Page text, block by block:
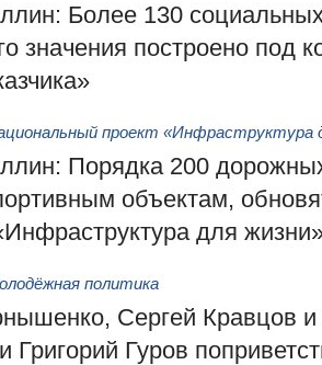
Более 130
значения построено под
проект «Инфраструктура
Порядка 200
объектам,
для
политика
Сергей Кравцов и
Григорий Гуров